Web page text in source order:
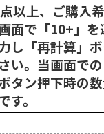
以上、ご購入
面で「10+」
し「再計算」
い。当画面で
タン押下時の
す。